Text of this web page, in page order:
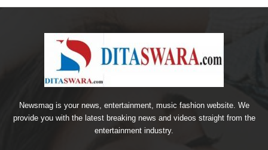
Newsmag is your news, entertainment, music fashion website. We
provide you with the latest breaking news and videos straight from the
entertainment industry.